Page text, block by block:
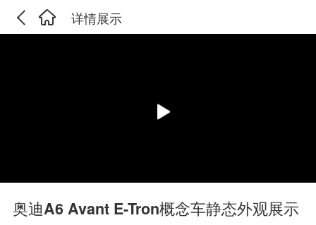
详情展示
奥迪A6 Avant E-Tron概念车静态外观展示